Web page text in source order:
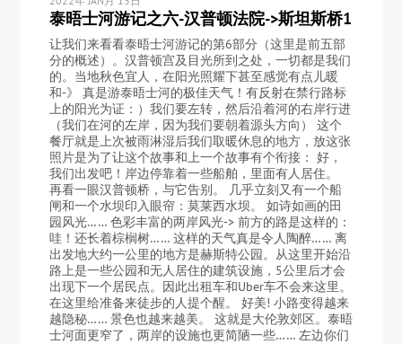
泰晤士河游记之六-汉普顿法院->斯坦斯桥1
让我们来看看泰晤士河游记的第6部分（这里是前五部
分的概述）。汉普顿宫及目光所到之处，一切都是我们
的。当地秋色宜人，在阳光照耀下甚至感觉有点儿暖
和-》 真是游泰晤士河的极佳天气！有反射在禁行路标
上的阳光为证：）我们要左转，然后沿着河的右岸行进
（我们在河的左岸，因为我们要朝着源头方向） 这个
餐厅就是上次被雨淋湿后我们取暖休息的地方，放这张
照片是为了让这个故事和上一个故事有个衔接： 好，
我们出发吧！岸边停靠着一些船舶，里面有人居住。
再看一眼汉普顿桥，与它告别。 几乎立刻又有一个船
闸和一个水坝印入眼帘：莫莱西水坝。 如诗如画的田
园风光…… 色彩丰富的两岸风光-> 前方的路是这样的：
哇！还长着棕榈树…… 这样的天气真是令人陶醉…… 离
出发地大约一公里的地方是赫斯特公园。从这里开始沿
路上是一些公园和无人居住的建筑设施，5公里后才会
出现下一个居民点。因此出租车和Uber车不会来这里。
在这里给准备来徒步的人提个醒。 好美! 小路变得越来
越隐秘…… 景色也越来越美。 这就是大伦敦郊区。泰晤
士河面更窄了，两岸的设施也更简陋一些…… 左边你们